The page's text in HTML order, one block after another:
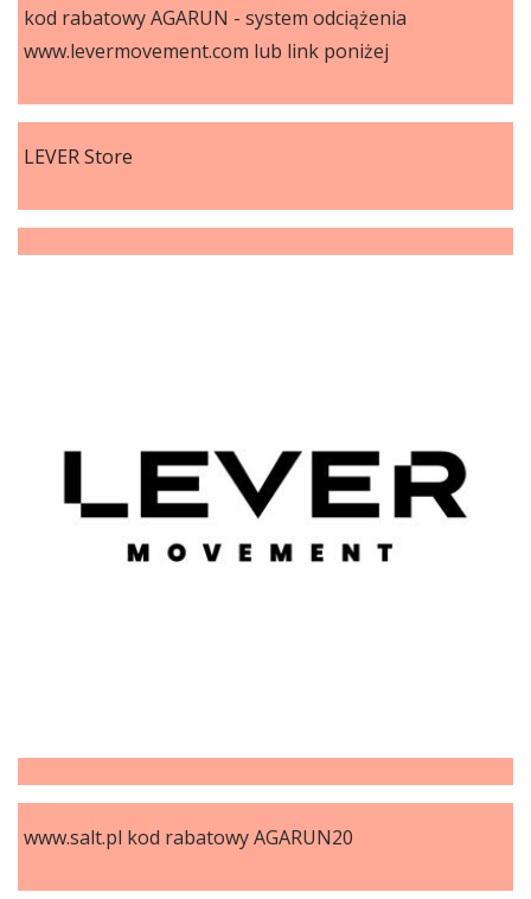
kod rabatowy AGARUN - system odciążenia
www.levermovement.com lub link poniżej
LEVER Store
www.salt.pl kod rabatowy AGARUN20